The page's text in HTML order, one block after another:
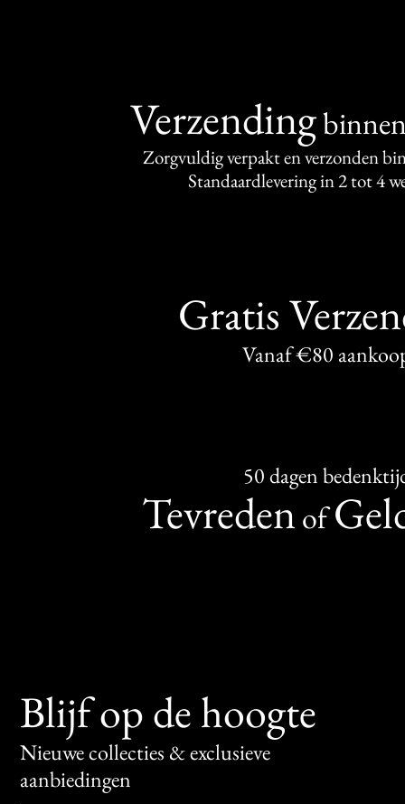
Verzending
Zorgvuldig verpakt en verzonden
Standaardlevering in 2 tot 4
Gratis
Vanaf €80
50 dagen
Tevredenof
Blijf op de hoogte
Nieuwe collecties & exclusieve
aanbiedingen